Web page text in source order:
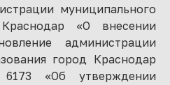
муниципального
«О внесении
администрации
город Краснодар
«Об утверждении